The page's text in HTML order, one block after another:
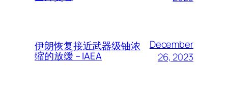
伊朗恢复接近武器级铀浓
缩的放缓 – IAEA
December
26, 2023